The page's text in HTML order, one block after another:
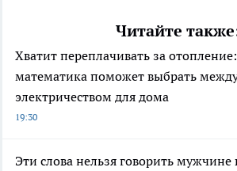
Читайте
Хватит переплачивать за
математика поможет выбрать
электричеством для дома
19:30
Эти слова нельзя говорить